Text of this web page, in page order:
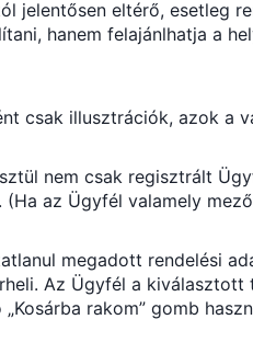
eltérő, esetleg
hanem felajánlhatja a
csak illusztrációk, azok a
nem csak regisztrált
az Ügyfél valamely
megadott rendelési
Az Ügyfél a
rakom” gomb